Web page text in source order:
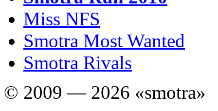
Miss NFS
Smotra Most Wanted
Smotra Rivals
© 2009 — 2026 «smotra»